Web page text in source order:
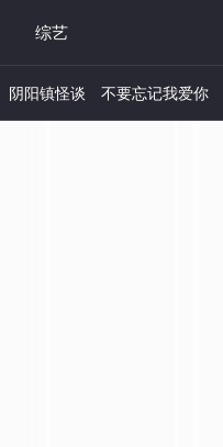
综艺
阴阳镇怪谈 不要忘记我爱你